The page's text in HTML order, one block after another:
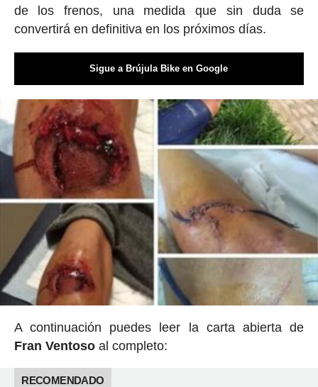
de los frenos, una medida que sin duda se
convertirá en definitiva en los próximos días.
Sigue a Brújula Bike en Google
A continuación puedes leer la carta abierta de
Fran Ventosoal completo:
RECOMENDADO